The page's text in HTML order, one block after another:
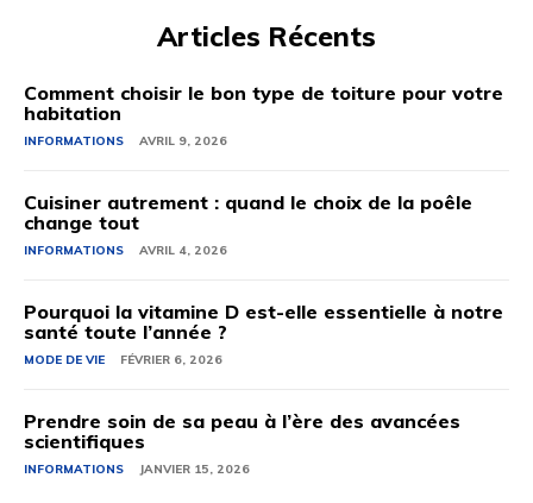
Articles Récents
Comment choisir le bon type de toiture pour votre
habitation
INFORMATIONS AVRIL 9, 2026
Cuisiner autrement : quand le choix de la poêle
change tout
INFORMATIONS AVRIL 4, 2026
Pourquoi la vitamine D est-elle essentielle à notre
santé toute l’année ?
MODE DE VIE FÉVRIER 6, 2026
Prendre soin de sa peau à l’ère des avancées
scientifiques
INFORMATIONS JANVIER 15, 2026